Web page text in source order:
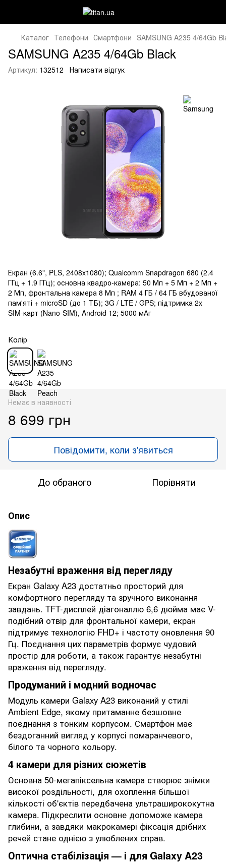
Каталог Телефони Смартфони SAMSUNG A235 4/64Gb
SAMSUNG A235 4/64Gb Black
Артикул: 132512 Написати відгук
Екран (6.6", PLS, 2408x1080); Qualcomm Snapdragon 680 (2.4
ГГц + 1.9 ГГц); основна квадро-камера: 50 Мп + 5 Мп + 2 Мп +
2 Мп, фронтальна камера 8 Мп ; RAM 4 ГБ / 64 ГБ вбудованої
пам'яті + microSD (до 1 ТБ); 3G / LTE / GPS; підтримка 2х
SIM-карт (Nano-SIM), Android 12; 5000 мАг
Колір
Немає в наявності
8 699 грн
Повідомити, коли з'явиться
До обраного Порівняти
Опис
Незабутні враження від перегляду
Екран Galaxy A23 достатньо просторий для
комфортного перегляду та зручного виконання
завдань. TFT-дисплей діагоналлю 6,6 дюйма має V-
подібний отвір для фронтальної камери, екран
підтримує технологію FHD+ і частоту оновлення 90
Гц. Поєднання цих параметрів формує чудовий
простір для роботи, а також гарантує незабутні
враження від перегляду.
Продуманий і модний водночас
Модуль камери Galaxy A23 виконаний у стилі
Ambient Edge, якому притаманне безшовне
поєднання з тонким корпусом. Смартфон має
бездоганний вигляд у корпусі помаранчевого,
білого та чорного кольору.
4 камери для різних сюжетів
Основна 50-мегапіксельна камера створює знімки
високої роздільності, для охоплення більшої
кількості об'єктів передбачена ультраширококутна
камера. Підкреслити основне допоможе камера
глибини, а завдяки макрокамері фіксація дрібних
речей стане однією з улюблених справ.
Оптична стабілізація — і для Galaxy A23